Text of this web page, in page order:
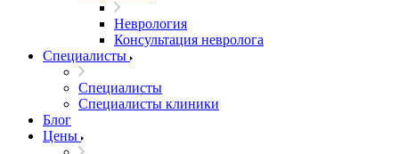
Неврология
Консультация невролога
Специалисты
Специалисты
Специалисты клиники
Блог
Цены